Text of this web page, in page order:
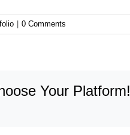
| 0 Comments
Your Platform!